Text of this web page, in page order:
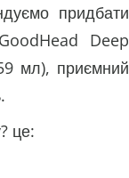
придбати
Deep
мл), приємний
це: